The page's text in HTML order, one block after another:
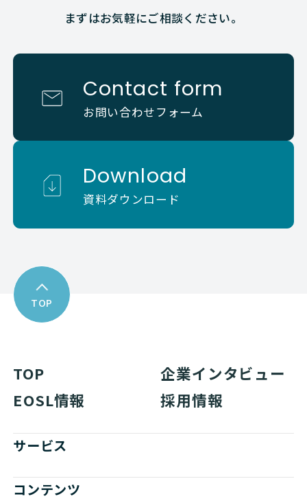
まずはお気軽にご相談ください。
Contact form
お問い合わせフォーム
Download
資料ダウンロード
TOP
TOP
企業インタビュー
EOSL情報
採用情報
サービス
コンテンツ